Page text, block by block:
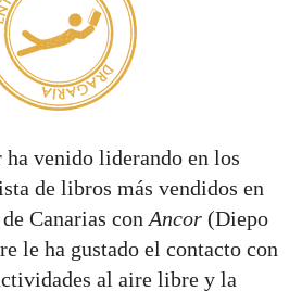
venido liderando en los
de libros más vendidos en
Canarias con Ancor (Diepo
le ha gustado el contacto con
al aire libre y la